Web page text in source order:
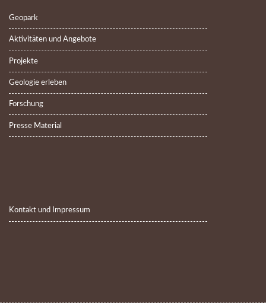
Geopark
Aktivitäten und Angebote
Projekte
Geologie erleben
Forschung
Presse Material
Kontakt und Impressum